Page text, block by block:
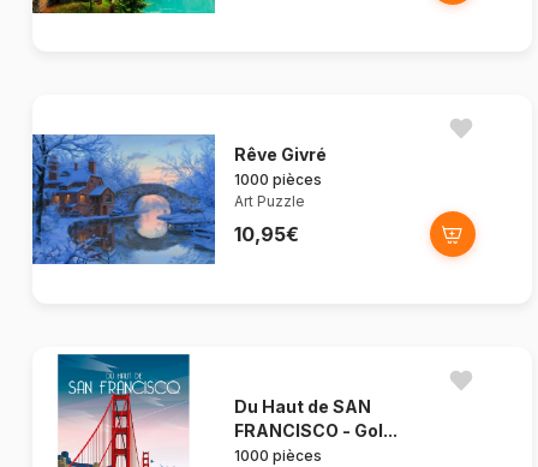
Rêve Givré
1000 pièces
Art Puzzle
10,95€
Du Haut de SAN
FRANCISCO - Gol...
1000 pièces